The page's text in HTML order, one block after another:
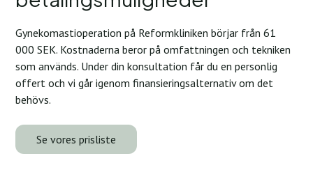
Gynekomastioperation på Reformkliniken börjar från 61
000 SEK. Kostnaderna beror på omfattningen och tekniken
som används. Under din konsultation får du en personlig
offert och vi går igenom finansieringsalternativ om det
behövs.
Se vores prisliste